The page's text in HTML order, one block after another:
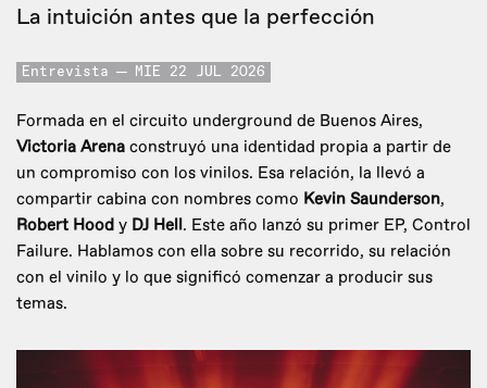
La intuición antes que la perfección
Entrevista MIE 22 JUL 2026
Formada en el circuito underground de Buenos Aires,
Victoria Arena construyó una identidad propia a partir de
un compromiso con los vinilos. Esa relación, la llevó a
compartir cabina con nombres como Kevin Saunderson,
Robert Hood y DJ Hell. Este año lanzó su primer EP, Control
Failure. Hablamos con ella sobre su recorrido, su relación
con el vinilo y lo que significó comenzar a producir sus
temas.